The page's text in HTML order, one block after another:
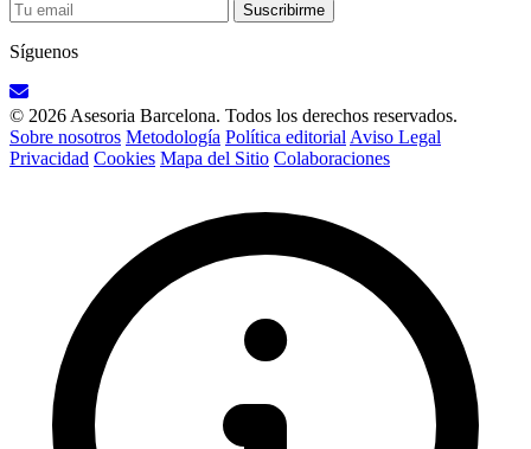
Suscribirme
Síguenos
© 2026 Asesoria Barcelona. Todos los derechos reservados.
Sobre nosotros Metodología Política editorial Aviso Legal
Privacidad Cookies Mapa del Sitio Colaboraciones